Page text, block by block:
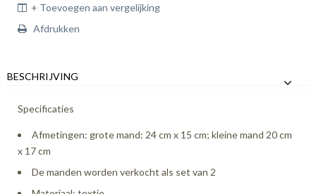
+ Toevoegen aan vergelijking
Afdrukken
BESCHRIJVING
Specificaties
Afmetingen: grote mand: 24 cm x 15 cm; kleine mand 20 cm
x 17 cm
De manden worden verkocht als set van 2